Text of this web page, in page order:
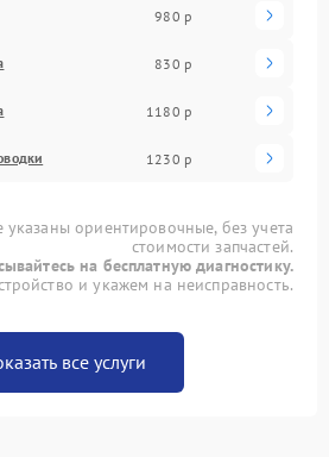
980 р
830 р
1180 р
1230 р
указаны ориентировочные, без учета
стоимости запчастей.
на бесплатную диагностику.
и укажем на неисправность.
все услуги